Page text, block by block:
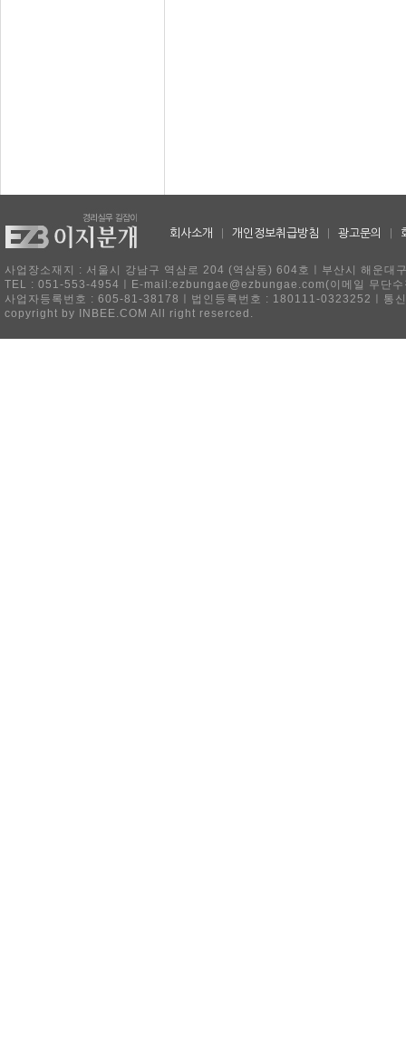
회사소개 개인정보취급방침 광고문의
사업장소재지 : 서울시 강남구 역삼로 204 (역삼동) 604호ㅣ부산시 해운
TEL : 051-553-4954ㅣE-mail:ezbungae@ezbungae.com(이메일 무단수
사업자등록번호 : 605-81-38178ㅣ법인등록번호 : 180111-0323252ㅣ통
copyright by INBEE.COM All right reserced.